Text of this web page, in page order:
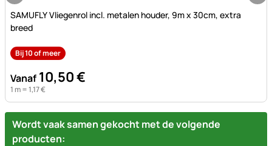
Nog geen beoordelingen geplaatst
SAMUFLY Vliegenrol incl. metalen houder, 9m x 30cm, extra
breed
Bij 10 of meer
Vanaf 10,50€
1 m =1,17€
Wordt vaak samen gekocht met de volgende
producten: